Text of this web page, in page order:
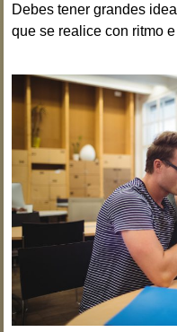
Debes tener grandes
que se realice con ritmo